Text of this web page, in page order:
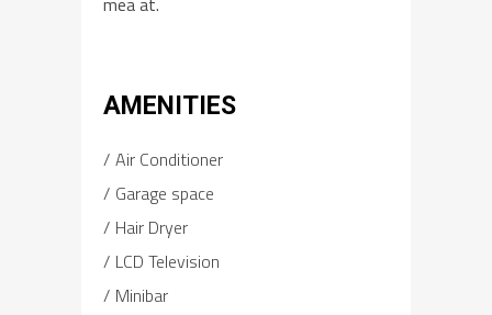
AMENITIES
Air Conditioner
Garage space
Hair Dryer
LCD Television
Minibar